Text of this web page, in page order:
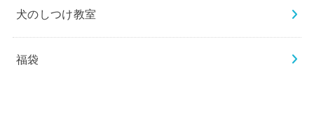
犬のしつけ教室
福袋